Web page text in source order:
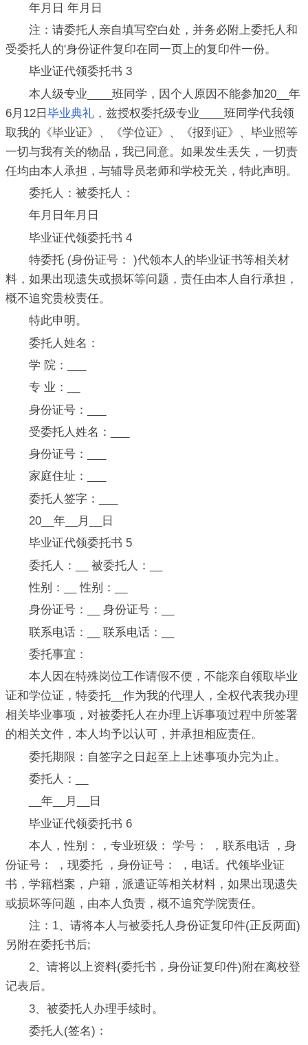
年月日 年月日
注：请委托人亲自填写空白处，并务必附上委托人和
受委托人的'身份证件复印在同一页上的复印件一份。
毕业证代领委托书 3
本人级专业____班同学，因个人原因不能参加20__年
6月12日 毕业典礼 ，兹授权委托级专业____班同学代我领
取我的《毕业证》、《学位证》、《报到证》、毕业照等
一切与我有关的物品，我已同意。如果发生丢失，一切责
任均由本人承担，与辅导员老师和学校无关，特此声明。
委托人：被委托人：
年月日年月日
毕业证代领委托书 4
特委托 (身份证号： )代领本人的毕业证书等相关材
料，如果出现遗失或损坏等问题，责任由本人自行承担，
概不追究贵校责任。
特此申明。
委托人姓名：
学 院：___
专 业：__
身份证号：___
受委托人姓名：___
身份证号：___
家庭住址：___
委托人签字：___
20__年__月__日
毕业证代领委托书 5
委托人：__ 被委托人：__
性别：__ 性别：__
身份证号：__ 身份证号：__
联系电话：__ 联系电话：__
委托事宜：
本人因在特殊岗位工作请假不便，不能亲自领取毕业
证和学位证，特委托__作为我的代理人，全权代表我办理
相关毕业事项，对被委托人在办理上诉事项过程中所签署
的相关文件，本人均予以认可，并承担相应责任。
委托期限：自签字之日起至上上述事项办完为止。
委托人：__
__年__月__日
毕业证代领委托书 6
本人，性别：，专业班级： 学号： ，联系电话 ，身
份证号： ，现委托 ，身份证号： ，电话。代领毕业证
书，学籍档案，户籍，派遣证等相关材料，如果出现遗失
或损坏等问题，由本人负责，概不追究学院责任。
注：1、请将本人与被委托人身份证复印件(正反两面)
另附在委托书后;
2、请将以上资料(委托书，身份证复印件)附在离校登
记表后。
3、被委托人办理手续时。
委托人(签名)：